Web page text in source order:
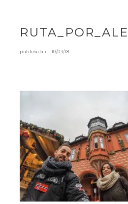
publicada el10/03/18